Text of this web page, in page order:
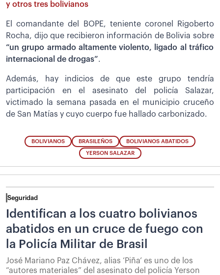
y otros tres bolivianos
El comandante del BOPE, teniente coronel Rigoberto
Rocha, dijo que recibieron información de Bolivia sobre
“un grupo armado altamente violento, ligado al tráfico
internacional de drogas”.
Además, hay indicios de que este grupo tendría
participación en el asesinato del policía Salazar,
victimado la semana pasada en el municipio cruceño
de San Matías y cuyo cuerpo fue hallado carbonizado.
BOLIVIANOS BRASILEÑOS BOLIVIANOS ABATIDOS
YERSON SALAZAR
Seguridad
Identifican a los cuatro bolivianos
abatidos en un cruce de fuego con
la Policía Militar de Brasil
José Mariano Paz Chávez, alias ‘Piña’ es uno de los
“autores materiales” del asesinato del policía Yerson